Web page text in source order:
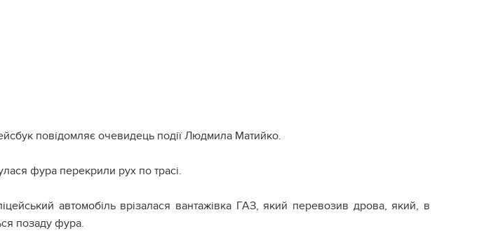
повідомляє очевидець події Людмила Матийко.
фура перекрили рух по трасі.
автомобіль врізалася вантажівка ГАЗ, який перевозив дрова, який, в
позаду фура.